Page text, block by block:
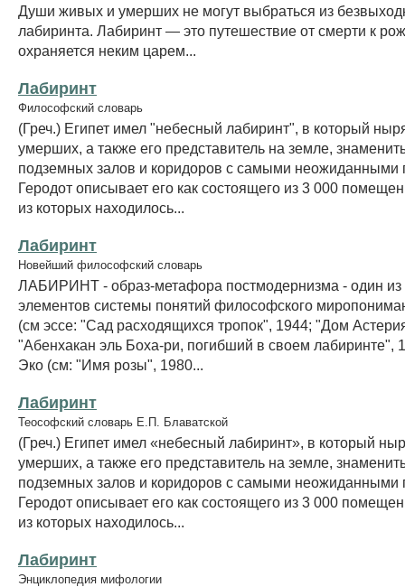
Души живых и умерших не могут выбраться из
лабиринта. Лабиринт — это путешествие от смерти к
охраняется неким царем...
Лабиринт
Философский словарь
(Греч.) Египет имел "небесный лабиринт", в который
умерших, а также его представитель на земле,
подземных залов и коридоров с самыми неожиданными
Геродот описывает его как состоящего из 3 000
из которых находилось...
Лабиринт
Новейший философский словарь
ЛАБИРИНТ - образ-метафора постмодернизма - один из
элементов системы понятий философского
(см эссе: "Сад расходящихся тропок", 1944; "Дом
"Абенхакан эль Боха-ри, погибший в своем лабиринте",
Эко (см: "Имя розы", 1980...
Лабиринт
Теософский словарь Е.П. Блаватской
(Греч.) Египет имел «небесный лабиринт», в который
умерших, а также его представитель на земле,
подземных залов и коридоров с самыми неожиданными
Геродот описывает его как состоящего из 3 000
из которых находилось...
Лабиринт
Энциклопедия мифологии